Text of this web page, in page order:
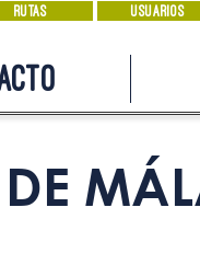
Rutas Usuarios
DE